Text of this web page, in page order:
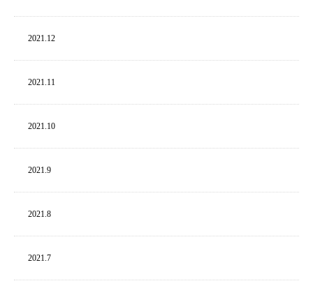
2021. 12
2021. 11
2021. 10
2021. 9
2021. 8
2021. 7